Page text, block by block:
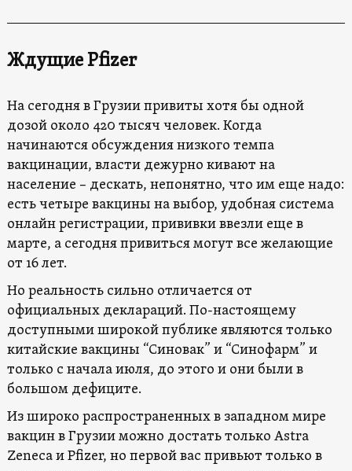
Ждущие Pfizer
На сегодня в Грузии привиты хотя бы одной
дозой около 420 тысяч человек. Когда
начинаются обсуждения низкого темпа
вакцинации, власти дежурно кивают на
население – дескать, непонятно, что им еще надо:
есть четыре вакцины на выбор, удобная система
онлайн регистрации, прививки ввезли еще в
марте, а сегодня привиться могут все желающие
от 16 лет.
Но реальность сильно отличается от
официальных деклараций. По-настоящему
доступными широкой публике являются только
китайские вакцины “Синовак” и “Синофарм” и
только с начала июля, до этого и они были в
большом дефиците.
Из широко распространенных в западном мире
вакцин в Грузии можно достать только Astra
Zeneca и Pfizer, но первой вас привьют только в